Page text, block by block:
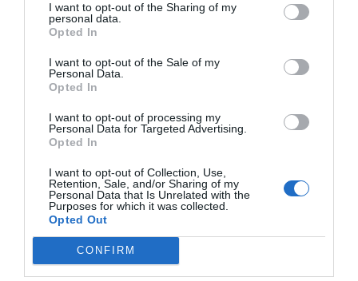
I want to opt-out of the Sharing of my
personal data.
Opted In
I want to opt-out of the Sale of my
Personal Data.
Opted In
I want to opt-out of processing my
Personal Data for Targeted Advertising.
Opted In
I want to opt-out of Collection, Use,
Retention, Sale, and/or Sharing of my
Personal Data that Is Unrelated with the
Purposes for which it was collected.
Opted Out
CONFIRM
El president d'Argentina, Javier Milei, amb una
motoserra | EP
Queden gravades en cada elector les imatges
Lomas de Zamora. La imatge de banda
delinqüent, mafiosa, que ofereixen Milei, la seva